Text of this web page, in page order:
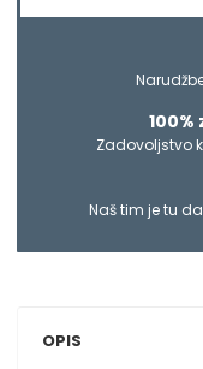
Zadovoljstvo
Naš tim je tu
OPIS